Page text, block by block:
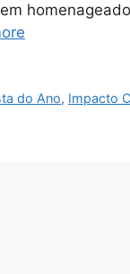
do Ano, Impacto